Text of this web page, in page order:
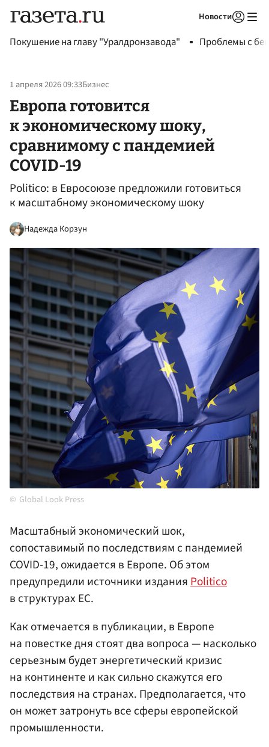
Новости
Покушение на главу "Уралдронзавода" Проблемы с
1 апреля 2026 09:33Бизнес
Европа готовится
к экономическому шоку,
сравнимому с пандемией
COVID-19
Politico: в Евросоюзе предложили готовиться
к масштабному экономическому шоку
Надежда Корзун
Global Look Press
Масштабный экономический шок,
сопоставимый по последствиям с пандемией
COVID-19, ожидается в Европе. Об этом
предупредили источники изданияPolitico
в структурах ЕС.
Как отмечается в публикации, в Европе
на повестке дня стоят два вопроса — насколько
серьезным будет энергетический кризис
на континенте и как сильно скажутся его
последствия на странах. Предполагается, что
он может затронуть все сферы европейской
промышленности.